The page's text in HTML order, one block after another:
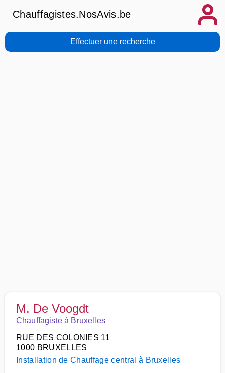
Chauffagistes.NosAvis.be
Effectuer une recherche
M. De Voogdt
Chauffagiste à Bruxelles
RUE DES COLONIES 11
1000 BRUXELLES
Installation de Chauffage central à Bruxelles